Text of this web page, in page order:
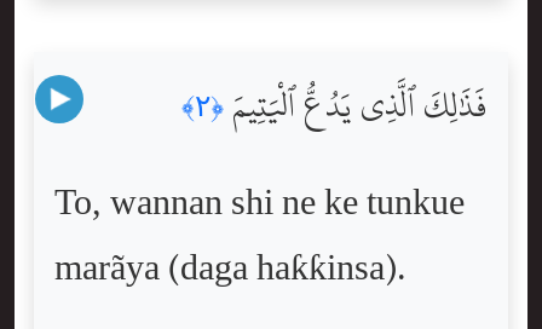
فَذَٰلِكَ ٱلَّذِى يَدُعُّ ٱلْيَتِيمَ ﴿٢﴾
To, wannan shi ne ke tunkue
marãya (daga haƙƙinsa).